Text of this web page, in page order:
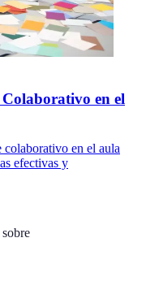
en el
en el aula
efectivas y